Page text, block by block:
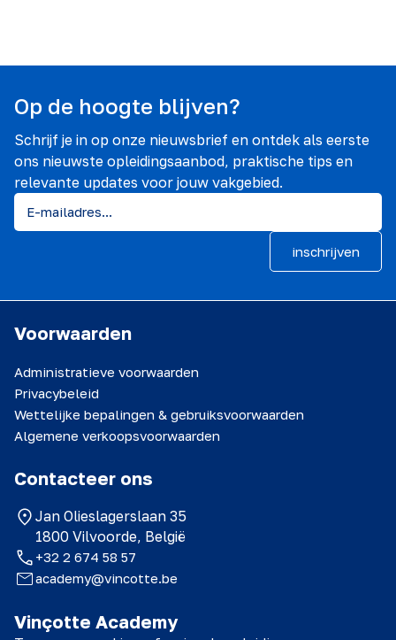
Op de hoogte blijven?
Schrijf je in op onze nieuwsbrief en ontdek als eerste
ons nieuwste opleidingsaanbod, praktische tips en
relevante updates voor jouw vakgebied.
inschrijven
Vinçotte Academy
Voorwaarden
Administratieve voorwaarden
Privacybeleid
Wettelijke bepalingen & gebruiksvoorwaarden
Algemene verkoopsvoorwaarden
Contacteer ons
Jan Olieslagerslaan 35
1800 Vilvoorde, België
+32 2 674 58 57
academy@vincotte.be